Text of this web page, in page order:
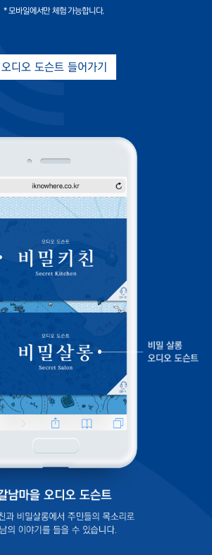
* 모바일에서만 체험 가능합니다.
오디오 도슨트 들어가기